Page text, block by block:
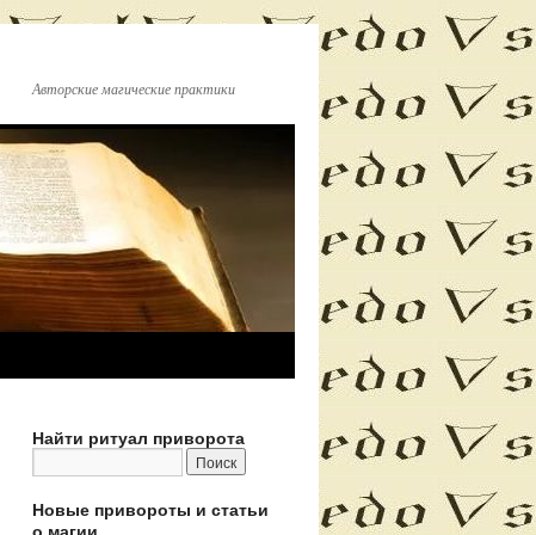
Авторские магические практики
Найти ритуал приворота
Новые привороты и статьи
о магии